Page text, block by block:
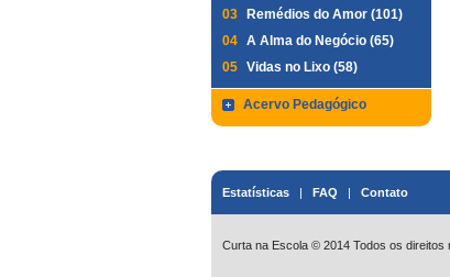
03
Remédios do Amor (101)
04 A Alma do Negócio (65)
05 Vidas no Lixo (58)
Acervo Pedagógico
Estatísticas | FAQ | Contato
Curta na Escola © 2014 Todos os direitos